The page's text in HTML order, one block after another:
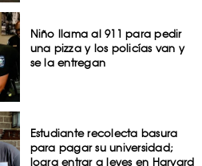
Niño llama al 911 para pedir
una pizza y los policías van y
se la entregan
Estudiante recolecta basura
para pagar su universidad;
logra entrar a leyes en Harvard